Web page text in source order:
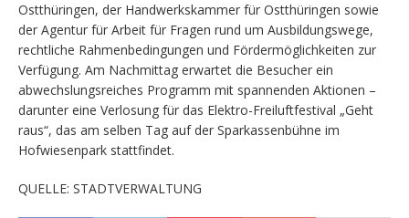
Ostthüringen, der Handwerkskammer für Ostthüringen sowie
der Agentur für Arbeit für Fragen rund um Ausbildungswege,
rechtliche Rahmenbedingungen und Fördermöglichkeiten zur
Verfügung. Am Nachmittag erwartet die Besucher ein
abwechslungsreiches Programm mit spannenden Aktionen –
darunter eine Verlosung für das Elektro-Freiluftfestival „Geht
raus“, das am selben Tag auf der Sparkassenbühne im
Hofwiesenpark stattfindet.
QUELLE: STADTVERWALTUNG